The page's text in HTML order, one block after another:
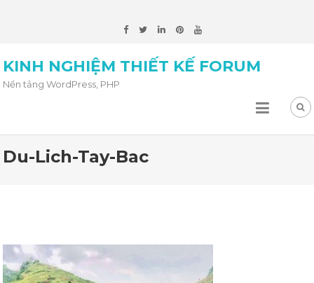
KINH NGHIỆM THIẾT KẾ FORUM
Nền tảng WordPress, PHP
Du-Lich-Tay-Bac